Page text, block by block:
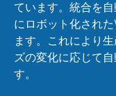
ています。統合を
にロボット化され
ます。これにより
ズの変化に応じて
す。